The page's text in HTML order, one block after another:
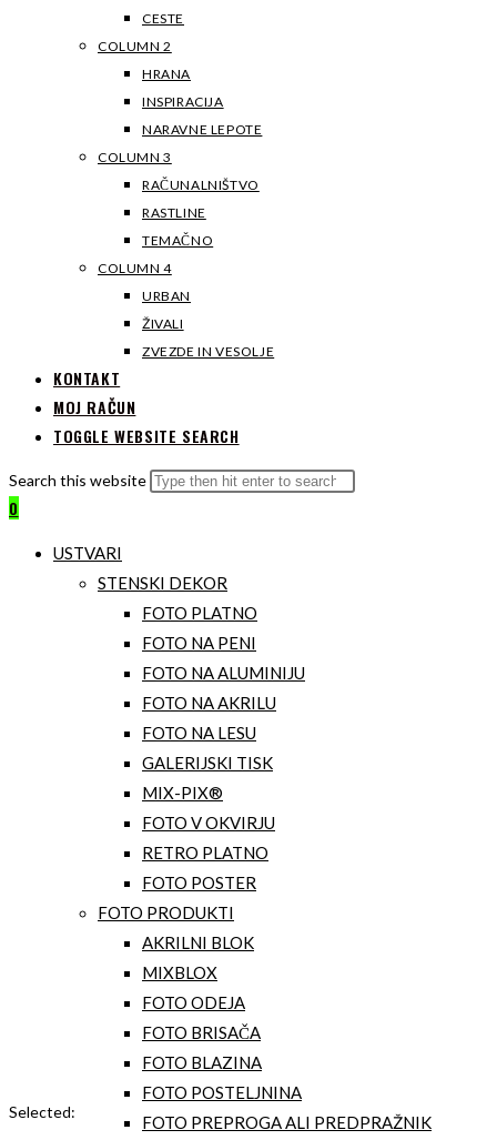
CESTE
COLUMN 2
HRANA
INSPIRACIJA
NARAVNE LEPOTE
COLUMN 3
RAČUNALNIŠTVO
RASTLINE
TEMAČNO
COLUMN 4
URBAN
ŽIVALI
ZVEZDE IN VESOLJE
KONTAKT
MOJ RAČUN
TOGGLE WEBSITE SEARCH
Search this website
0
USTVARI
STENSKI DEKOR
FOTO PLATNO
FOTO NA PENI
FOTO NA ALUMINIJU
FOTO NA AKRILU
FOTO NA LESU
GALERIJSKI TISK
MIX-PIX®
FOTO V OKVIRJU
RETRO PLATNO
FOTO POSTER
FOTO PRODUKTI
AKRILNI BLOK
MIXBLOX
FOTO ODEJA
FOTO BRISAČA
FOTO BLAZINA
FOTO POSTELJNINA
FOTO PREPROGA ALI PREDPRAŽNIK
Selected: